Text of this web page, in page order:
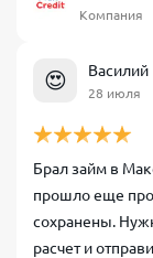
Компания
😍 Василий
28 июля
Брал займ в
прошло еще
сохранены.
расчет и